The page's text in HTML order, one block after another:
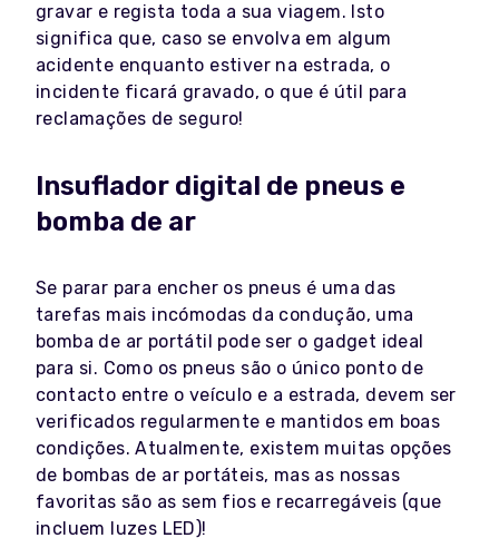
gravar e regista toda a sua viagem. Isto
significa que, caso se envolva em algum
acidente enquanto estiver na estrada, o
incidente ficará gravado, o que é útil para
reclamações de seguro!
Insuflador digital de pneus e
bomba de ar
Se parar para encher os pneus é uma das
tarefas mais incómodas da condução, uma
bomba de ar portátil pode ser o gadget ideal
para si. Como os pneus são o único ponto de
contacto entre o veículo e a estrada, devem ser
verificados regularmente e mantidos em boas
condições. Atualmente, existem muitas opções
de bombas de ar portáteis, mas as nossas
favoritas são as sem fios e recarregáveis (que
incluem luzes LED)!